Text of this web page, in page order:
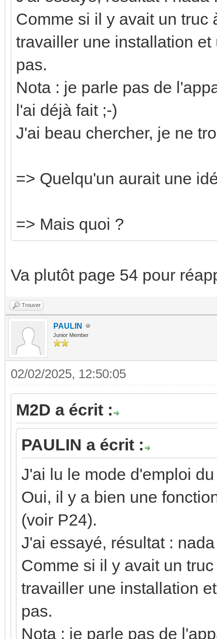
Comme si il y avait un truc
travailler une installation
pas.
Nota : je parle pas de
l'ai déjà fait ;-)
J'ai beau chercher, je ne
=> Quelqu'un aurait une
=> Mais quoi ?
Va plutôt page 54 pour
Trouver
PAULIN
Junior Member
02/02/2025, 12:50:05
M2D a écrit :
PAULIN a écrit :
J'ai lu le mode d'emploi
Oui, il y a bien une
(voir P24).
J'ai essayé, résultat :
Comme si il y avait un
travailler une installation
pas.
Nota : je parle pas de